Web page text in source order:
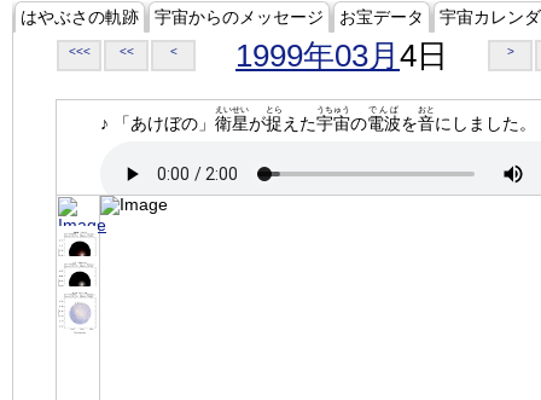
はやぶさの軌跡 宇宙からのメッセージ お宝データ 宇宙カレン
<<< << < 1999年03月 4日 >
♪ 「あけぼの」 衛星
えいせい
が捉
とら
えた宇宙
うちゅう
の電波
でんぱ
を音
おと
にしました。